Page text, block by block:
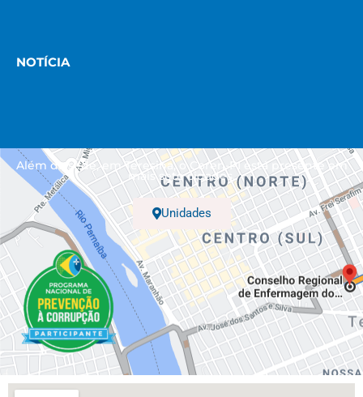
NOTÍCIA
Além da sede, em Teresina, o Coren-PI está presente em
mais sete cidades.
Unidades